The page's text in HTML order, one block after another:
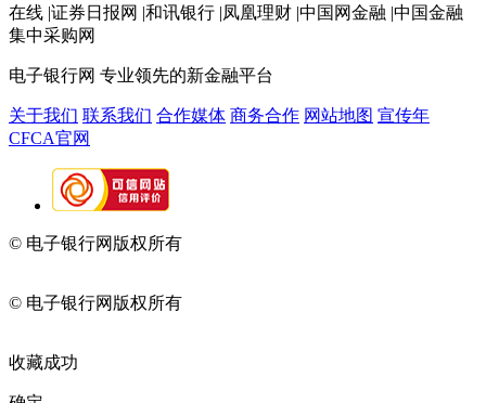
在线 |证券日报网 |和讯银行 |凤凰理财 |中国网金融 |中国金融
集中采购网
电子银行网 专业领先的新金融平台
关于我们 联系我们 合作媒体 商务合作 网站地图 宣传年
CFCA官网
© 电子银行网版权所有
© 电子银行网版权所有
收藏成功